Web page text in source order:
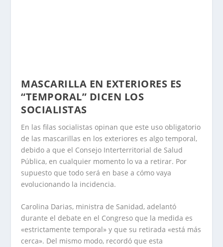
MASCARILLA EN EXTERIORES ES
“TEMPORAL” DICEN LOS
SOCIALISTAS
En las filas socialistas opinan que este uso obligatorio
de las mascarillas en los exteriores es algo temporal,
debido a que el Consejo Interterritorial de Salud
Pública, en cualquier momento lo va a retirar. Por
supuesto que todo será en base a cómo vaya
evolucionando la incidencia.
Carolina Darias, ministra de Sanidad, adelantó
durante el debate en el Congreso que la medida es
«estrictamente temporal» y que su retirada «está más
cerca». Del mismo modo, recordó que esta